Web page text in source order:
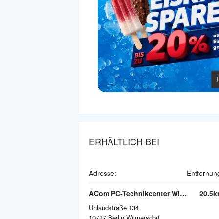
ERHÄLTLICH BEI
Adresse:
ACom PC-Technikcenter Wilmersdorf
Uhlandstraße 134